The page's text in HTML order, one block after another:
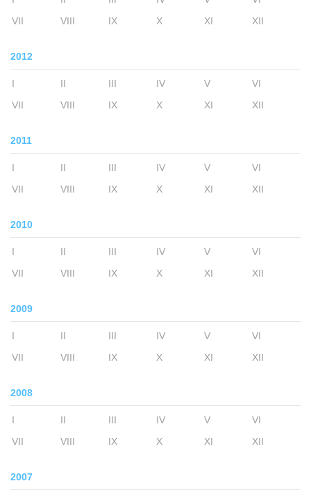
VII
VIII IX X XI XII
2012
I II III IV V
VI
VII
VIII IX X XI XII
2011
I II III IV V
VI
VII
VIII IX X XI XII
2010
I II III IV V
VI
VII
VIII IX X XI XII
2009
I II III IV V
VI
VII
VIII IX X XI XII
2008
I II III IV V
VI
VII
VIII IX X XI XII
2007